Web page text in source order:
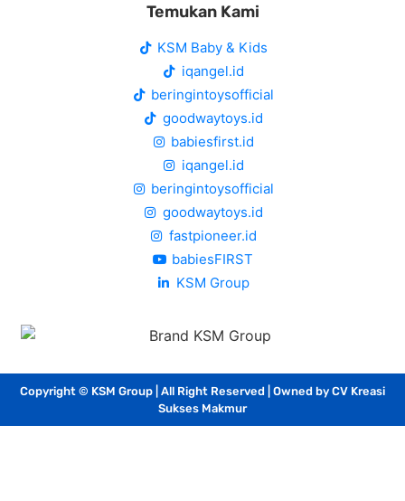
Temukan Kami
KSM Baby & Kids
iqangel.id
beringintoysofficial
goodwaytoys.id
babiesfirst.id
iqangel.id
beringintoysofficial
goodwaytoys.id
fastpioneer.id
babiesFIRST
KSM Group
Copyright © KSM Group | All Right Reserved | Owned by CV Kreasi
Sukses Makmur